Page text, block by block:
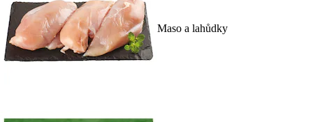
Maso a lahůdky